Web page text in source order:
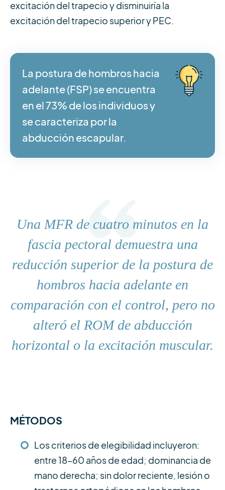
excitación del trapecio y disminuiría la
excitación del trapecio superior y PEC.
La postura de hombros hacia
adelante (FSP) se encuentra
en el 73% de los individuos y
se caracteriza por la
abducción escapular.
Una MFR de cuatro minutos en la
fascia pectoral demuestra una
reducción superior de la postura de
hombros hacia adelante en
comparación con el control, pero no
alteró el ROM de abducción
horizontal o la excitación muscular.
MÉTODOS
Los criterios de elegibilidad incluyeron:
entre 18–60 años de edad; dominancia de
mano derecha; sin dolor reciente, lesión o